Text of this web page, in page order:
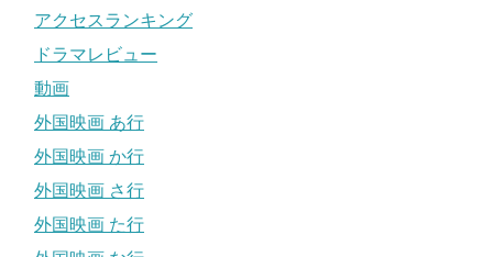
アクセスランキング
ドラマレビュー
動画
外国映画 あ行
外国映画 か行
外国映画 さ行
外国映画 た行